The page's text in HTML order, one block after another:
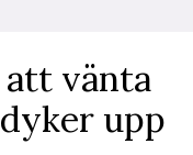
att vänta
upp